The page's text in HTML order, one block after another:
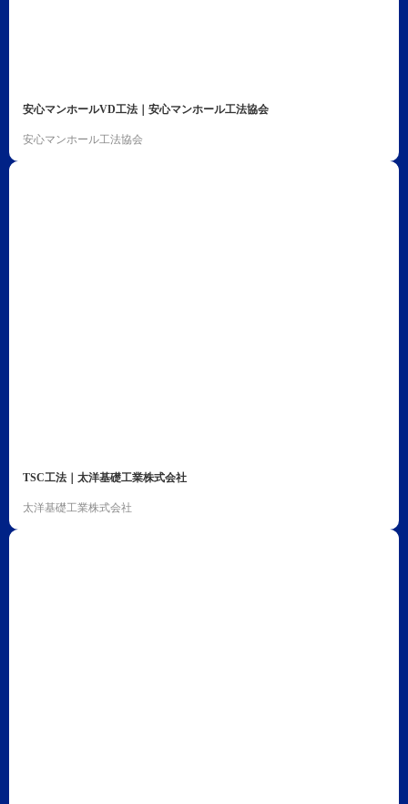
安心マンホールVD工法｜安心マンホール工法協会
安心マンホール工法協会
TSC工法｜太洋基礎工業株式会社
太洋基礎工業株式会社